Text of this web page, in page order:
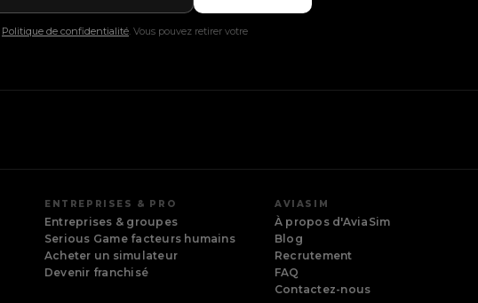
Politique de confidentialité. Vous pouvez retirer votre
ENTREPRISES & PRO
Entreprises & groupes
Serious Game facteurs humains
Acheter un simulateur
Devenir franchisé
AVIASIM
À propos d'AviaSim
Blog
Recrutement
FAQ
Contactez-nous